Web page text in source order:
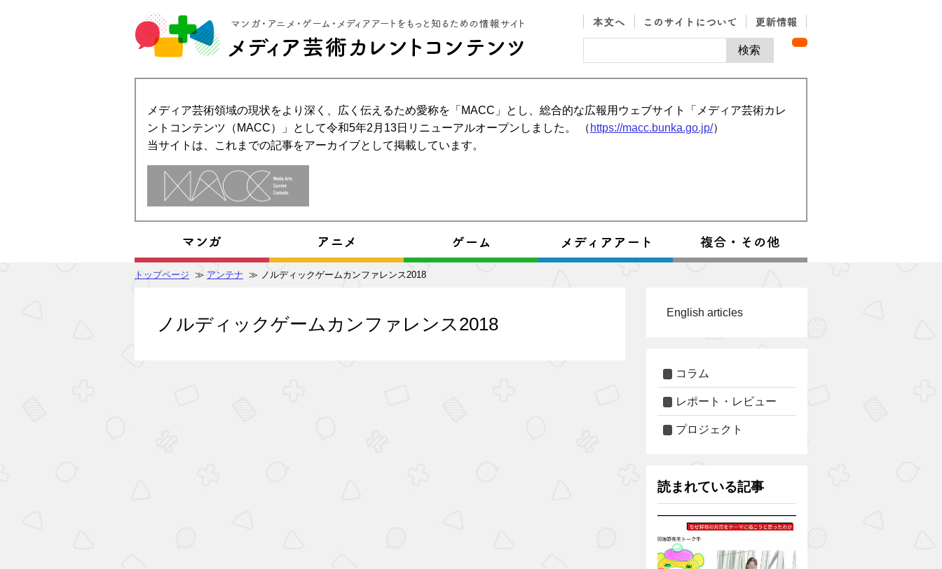
メディア芸術領域の現状をより深く、広く伝えるため愛称を「MACC」とし、総合的な広報用ウェブサイト「メディア芸術カレ
ントコンテンツ（MACC）」として令和5年2月13日リニューアルオープンしました。 （ https://macc.bunka.go.jp/）
当サイトは、これまでの記事をアーカイブとして掲載しています。
トップページ ≫ アンテナ ≫ ノルディックゲームカンファレンス2018
ノルディックゲームカンファレンス2018
English articles
コラム
レポート・レビュー
プロジェクト
読まれている記事